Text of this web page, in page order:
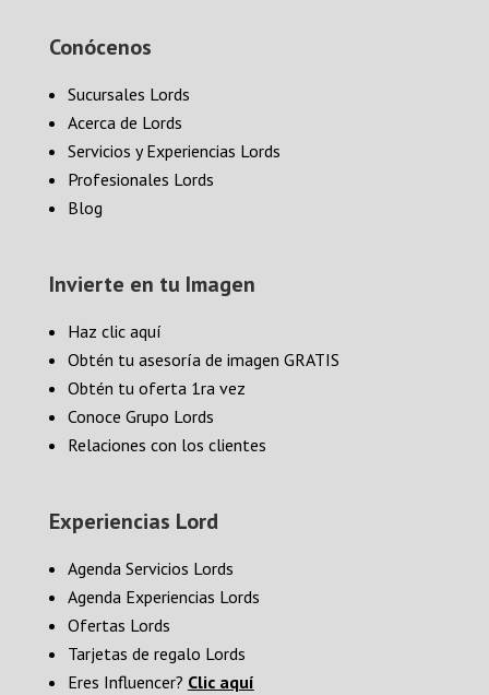
Conócenos
Sucursales Lords
Acerca de Lords
Servicios y Experiencias Lords
Profesionales Lords
Blog
Invierte en tu Imagen
Haz clic aquí
Obtén tu asesoría de imagen GRATIS
Obtén tu oferta 1ra vez
Conoce Grupo Lords
Relaciones con los clientes
Experiencias Lord
Agenda Servicios Lords
Agenda Experiencias Lords
Ofertas Lords
Tarjetas de regalo Lords
Eres Influencer? Clic aquí